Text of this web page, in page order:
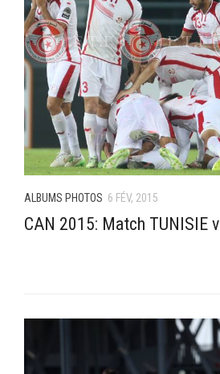
ALBUMS PHOTOS 6 FÉV, 2015
CAN 2015: Match TUNISIE